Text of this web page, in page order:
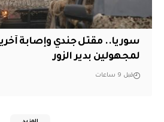
سوريا.. مقتل جندي وإصابة
لمجهولين بدير الزور
قبل 9 ساعات